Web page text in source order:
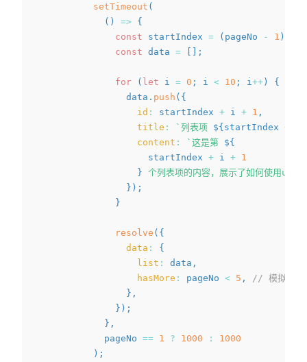
setTimeout (
( ) =>
{
const startIndex = ( pageNo - 1 )
const data = ;
for ( let i = 0 ; i < 10 ; i ++ )
{
                data
. push ( {
id : startIndex + i + 1 ,
title : ` 列表项 ${ startIndex +
content : ` 这是第 ${
                    startIndex
+ i + 1
} 个列表项的内容，展示了如何使用u-
} ) ;
}
resolve ( {
data :
{
list : data ,
hasMore : pageNo < 5 ,
// 模拟只有
} ,
} ) ;
} ,
            pageNo
== 1 ? 1000 :
1000
) ;